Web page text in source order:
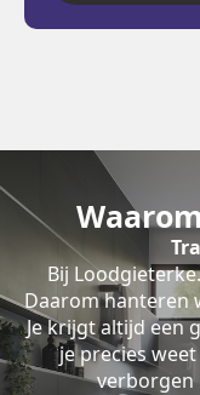
Bij
Daarom hanteren
Je krijgt altijd een
je precies
verborgen